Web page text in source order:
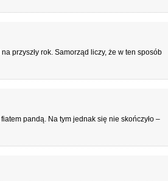
przyszły rok. Samorząd liczy, że w ten sposób
pandą. Na tym jednak się nie skończyło –